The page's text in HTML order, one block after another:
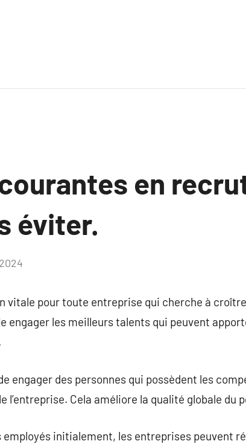
en
éviter.
pour toute entreprise qui cherche à
engager les meilleurs talents qui peuvent
engager des personnes qui possèdent les
l’entreprise. Cela améliore la qualité globale du
initialement, les entreprises peuvent